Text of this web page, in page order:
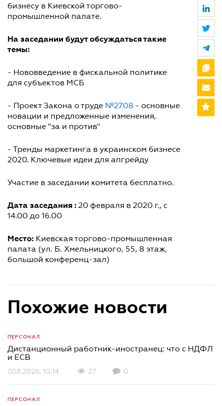
бизнесу в Киевской торгово-
промышленной палате.
На заседании будут обсуждаться такие
темы:
- Нововведение в фискальной политике
для субъектов МСБ
- Проект Закона о труде №2708 - основные
новации и предложенные изменения,
основные "за и против"
- Тренды маркетинга в украинском бизнесе
2020. Ключевые идеи для апгрейду
Участие в заседании комитета бесплатно.
Дата заседания : 20 февраля в 2020 г., с
14.00 до 16.00
Место: Киевская торгово-промышленная
палата (ул. Б. Хмельницкого, 55, 8 этаж,
большой конференц-зал)
Похожие новости
ПЕРСОНАЛ
Дистанционный работник-иностранец: что с НДФЛ
и ЕСВ
7.08.2026, 10:14 27 0
ПЕРСОНАЛ